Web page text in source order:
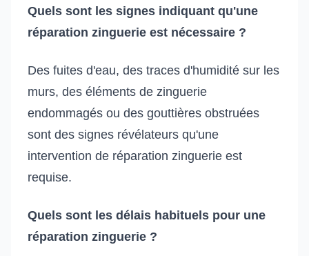
Quels sont les signes indiquant qu'une
réparation zinguerie est nécessaire ?
Des fuites d'eau, des traces d'humidité sur les
murs, des éléments de zinguerie
endommagés ou des gouttières obstruées
sont des signes révélateurs qu'une
intervention de réparation zinguerie est
requise.
Quels sont les délais habituels pour une
réparation zinguerie ?